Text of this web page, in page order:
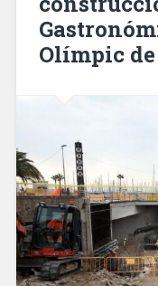
Olímpic